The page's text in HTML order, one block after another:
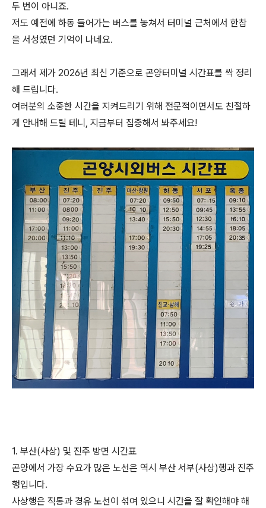
두 번이 아니죠.
저도 예전에 하동 들어가는 버스를 놓쳐서 터미널 근처에서 한참
을 서성였던 기억이 나네요.
그래서 제가 2026년 최신 기준으로 곤양터미널 시간표를 싹 정리
해 드립니다.
여러분의 소중한 시간을 지켜드리기 위해 전문적이면서도 친절하
게 안내해 드릴 테니, 지금부터 집중해서 봐주세요!
1. 부산(사상) 및 진주 방면 시간표
곤양에서 가장 수요가 많은 노선은 역시 부산 서부(사상)행과 진주
행입니다.
사상행은 직통과 경유 노선이 섞여 있으니 시간을 잘 확인해야 해